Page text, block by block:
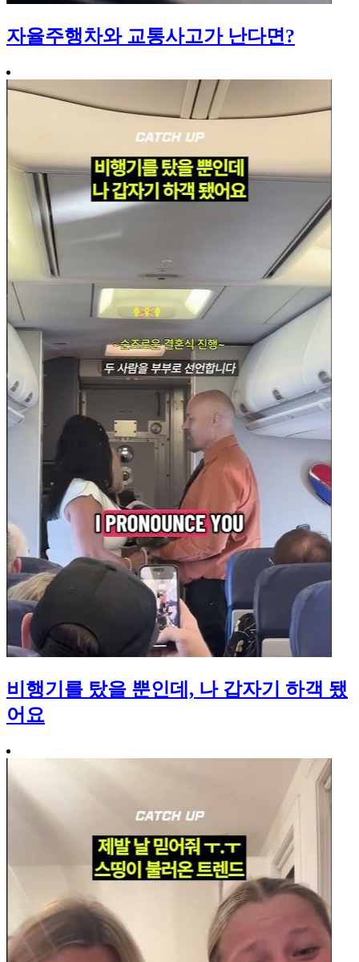
자율주행차와 교통사고가 난다면?
비행기를 탔을 뿐인데, 나 갑자기 하객 됐
어요